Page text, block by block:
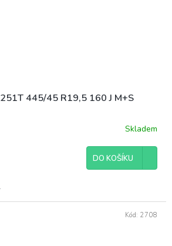
445/45 R19,5 160 J M+S
Skladem
DO KOŠÍKU
Kód: 2708